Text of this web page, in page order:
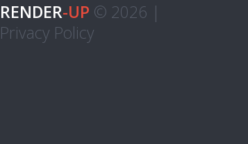
RENDER-UP © 2026 |
Privacy Policy